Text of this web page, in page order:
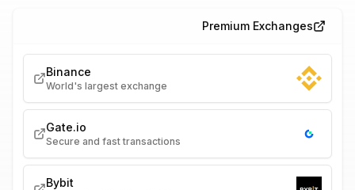
Premium Exchanges
Binance
World's largest exchange
Gate.io
Secure and fast transactions
Bybit